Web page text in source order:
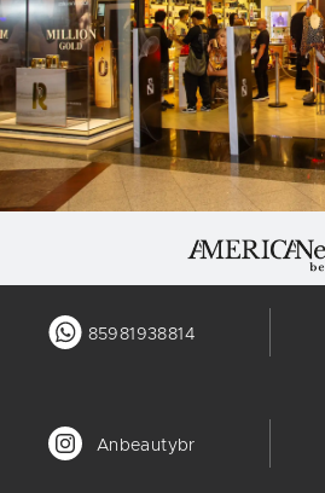
85981938814
Anbeautybr